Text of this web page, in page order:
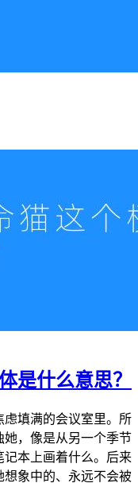
是什么意思？
填满的会议室里。所
，像是从另一个季节
本上画着什么。后来
象中的、永远不会被